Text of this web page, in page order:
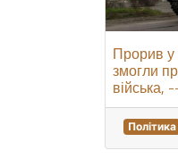
Прорив у
змогли
війська,
Політика